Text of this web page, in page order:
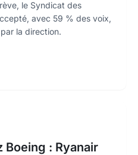
le Syndicat des
avec 59 % des voix,
la direction.
: Ryanair